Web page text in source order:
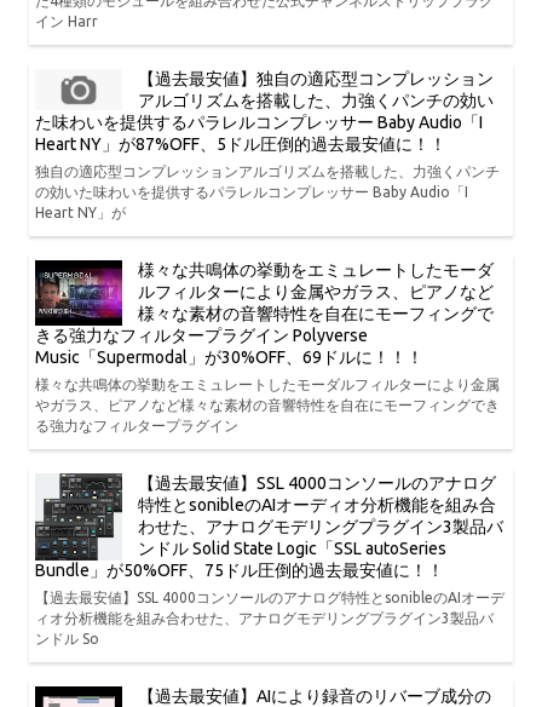
イン Harr
【過去最安値】独自の適応型コンプレッション
アルゴリズムを搭載した、力強くパンチの効い
た味わいを提供するパラレルコンプレッサー Baby Audio「I
Heart NY」が87%OFF、5ドル圧倒的過去最安値に！！
独自の適応型コンプレッションアルゴリズムを搭載した、力強くパンチ
の効いた味わいを提供するパラレルコンプレッサー Baby Audio「I
Heart NY」が
様々な共鳴体の挙動をエミュレートしたモーダ
ルフィルターにより金属やガラス、ピアノなど
様々な素材の音響特性を自在にモーフィングで
きる強力なフィルタープラグイン Polyverse
Music「Supermodal」が30%OFF、69ドルに！！！
様々な共鳴体の挙動をエミュレートしたモーダルフィルターにより金属
やガラス、ピアノなど様々な素材の音響特性を自在にモーフィングでき
る強力なフィルタープラグイン
【過去最安値】SSL 4000コンソールのアナログ
特性とsonibleのAIオーディオ分析機能を組み合
わせた、アナログモデリングプラグイン3製品バ
ンドル Solid State Logic「SSL autoSeries
Bundle」が50%OFF、75ドル圧倒的過去最安値に！！
【過去最安値】SSL 4000コンソールのアナログ特性とsonibleのAIオーデ
ィオ分析機能を組み合わせた、アナログモデリングプラグイン3製品バ
ンドル So
【過去最安値】AIにより録音のリバーブ成分の